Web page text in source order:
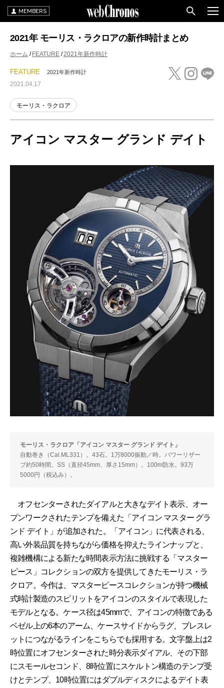
MEMBERS
2021年 モーリス・ラクロアの新作時計まとめ
ホーム FEATURE 2021年新作時計
FEATURE 2021年新作時計
2021.04.17
モーリス・ラクロア
アイコン マスター グランド デイト
モーリス・ラクロア「アイコン マスター グランド デイト」
自動巻き（Cal.ML331）。43石。1万8000振動／時。パワーリザー
ブ約50時間。SS（直径45mm、厚さ15mm）。100m防水。93万
5000円（税込み）。
オフセンターされたダイアルと大きなデイト表示、オー
プンワークされたテンプを備えた「アイコン マスター グラ
ンド デイト」が追加された。「アイコン」に代表される、
高い外装品質を持ちながら価格を抑えたラインナップと、
複雑機構による新たな時間表示方法に挑戦する「マスター
ピース」コレクションの双方を提供してきたモーリス・ラ
クロア。今作は、マスターピースコレクションが持つ機械
式時計製造のスピリットをアイコンのスタイルで表現した
モデルとなる。ケース径は45mmで、アイコンの特徴である
ベゼル上の6本のアーム、ケースサイドからラグ、ブレスレ
ットにつながるラインをこちらでも採用する。文字盤上は2
時位置にオフセンターされた時分表示ダイアル、その下部
にスモールセコンド、8時位置にスケルトン構造のテンプ受
けとテンプ、10時位置にはダブルディスクによるデイト表